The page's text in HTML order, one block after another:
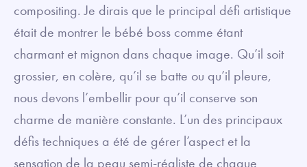
compositing. Je dirais que le principal défi artistique
était de montrer le bébé boss comme étant
charmant et mignon dans chaque image. Qu’il soit
grossier, en colère, qu’il se batte ou qu’il pleure,
nous devons l’embellir pour qu’il conserve son
charme de manière constante. L’un des principaux
défis techniques a été de gérer l’aspect et la
sensation de la peau semi-réaliste de chaque